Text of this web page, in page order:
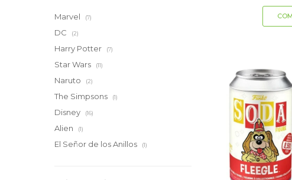
Marvel (7)
DC (2)
Harry Potter (7)
Star Wars (11)
Naruto (2)
The Simpsons (1)
Disney (16)
Alien (1)
El Señor de los Anillos (1)